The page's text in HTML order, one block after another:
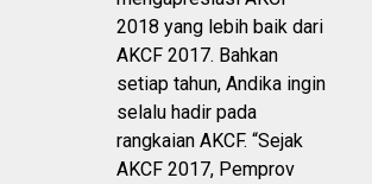
2018 yang lebih baik dari
AKCF 2017. Bahkan
setiap tahun, Andika ingin
selalu hadir pada
rangkaian AKCF. “Sejak
AKCF 2017, Pemprov